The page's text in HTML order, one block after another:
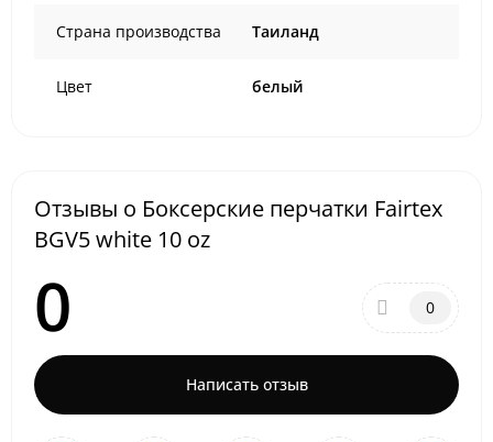
Страна производства Таиланд
Цвет белый
Отзывы о Боксерские перчатки Fairtex
BGV5 white 10 oz
0 0
Написать отзыв